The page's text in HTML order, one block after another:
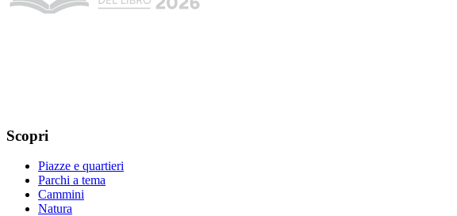
Scopri
Piazze e quartieri
Parchi a tema
Cammini
Natura